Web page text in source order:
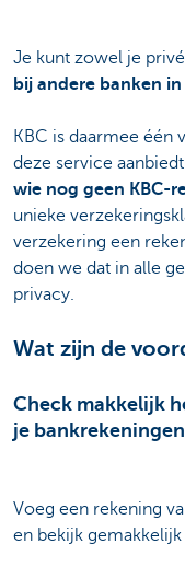
Je kunt zowel je
bij andere banken
KBC is daarmee één
deze service
wie nog geen KBC-
unieke
verzekering een
doen we dat in alle
privacy.
Wat zijn de
Check makkelijk
je bankrekeningen
Voeg een rekening
en bekijk